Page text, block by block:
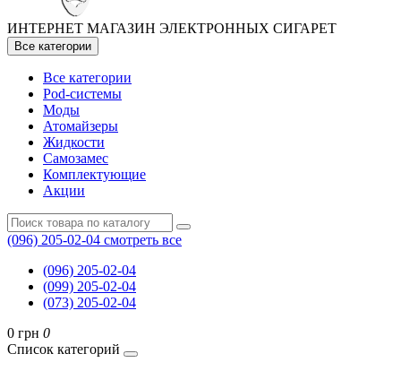
ИНТЕРНЕТ МАГАЗИН ЭЛЕКТРОННЫХ СИГАРЕТ
Все категории
Все категории
Pod-системы
Моды
Атомайзеры
Жидкости
Самозамес
Комплектующие
Акции
(096) 205-02-04 смотреть все
(096) 205-02-04
(099) 205-02-04
(073) 205-02-04
0 грн 0
Список категорий